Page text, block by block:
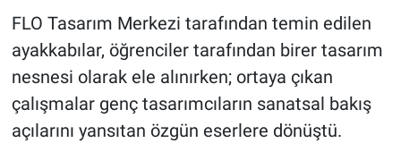
FLO Tasarım Merkezi tarafından temin edilen
ayakkabılar, öğrenciler tarafından birer tasarım
nesnesi olarak ele alınırken; ortaya çıkan
çalışmalar genç tasarımcıların sanatsal bakış
açılarını yansıtan özgün eserlere dönüştü.